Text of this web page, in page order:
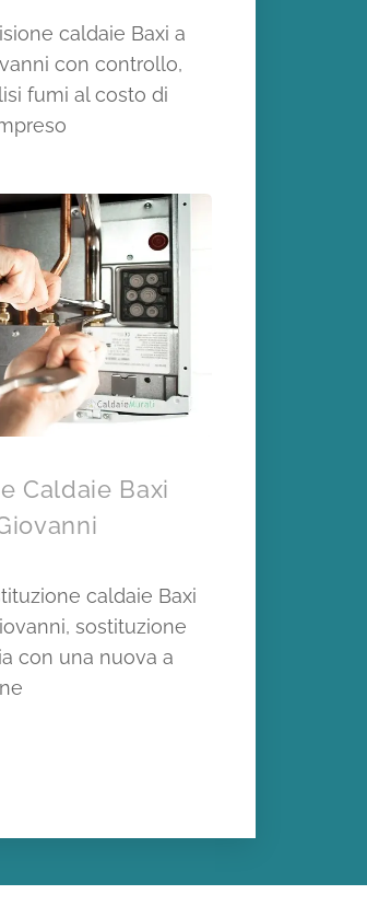
caldaie Baxi a
con controllo,
fumi al costo di
Caldaie Baxi
caldaie Baxi
sostituzione
con una nuova a